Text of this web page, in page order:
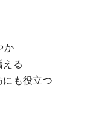
か
る
も役立つ